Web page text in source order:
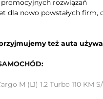
rozwiązań
dla nowo powstałych firm,
też auta
M (L1) 1.2 Turbo 110 KM